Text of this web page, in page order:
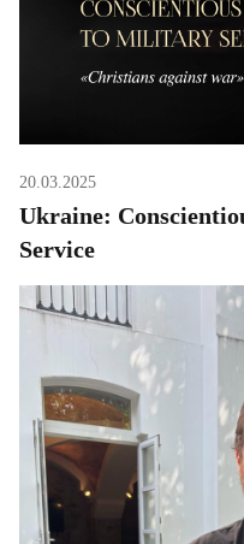
20.03.2025
Ukraine:
Service